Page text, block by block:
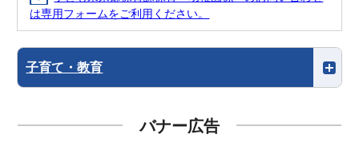
は専用フォームをご利用ください。
子育て・教育
バナー広告